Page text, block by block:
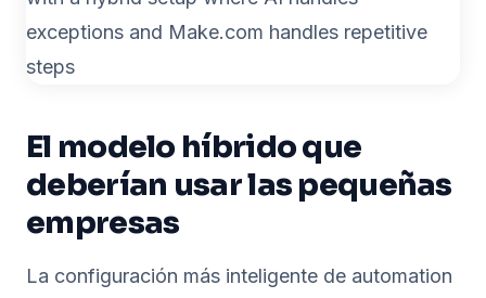
El modelo híbrido que
deberían usar las pequeñas
empresas
La configuración más inteligente de automation